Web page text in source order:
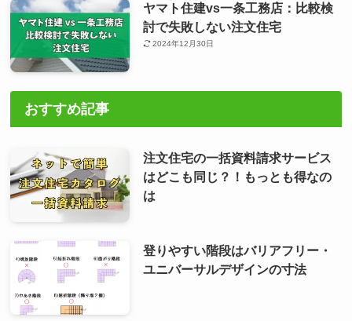
ヤマト住建vs一条工務店：比較検
討で失敗しない注文住宅
2024年12月30日
おすすめ記事
注文住宅の一括資料請求サービス
はどこも同じ？！もっとも得なの
は
登りやすい階段はバリアフリー・
ユニバーサルデザインの寸法